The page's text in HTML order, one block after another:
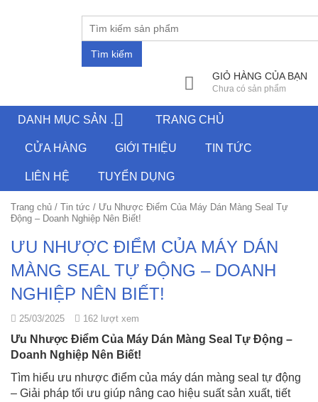
Tìm kiếm
GIỎ HÀNG CỦA BẠN
Chưa có sản phẩm
DANH MỤC SẢN PHẨM TRANG CHỦ
CỬA HÀNG GIỚI THIỆU TIN TỨC
LIÊN HỆ TUYỂN DỤNG
Trang chủ / Tin tức / Ưu Nhược Điểm Của Máy Dán Màng Seal Tự
Động – Doanh Nghiệp Nên Biết!
ƯU NHƯỢC ĐIỂM CỦA MÁY DÁN
MÀNG SEAL TỰ ĐỘNG – DOANH
NGHIỆP NÊN BIẾT!
25/03/2025 162 lượt xem
Ưu Nhược Điểm Của Máy Dán Màng Seal Tự Động –
Doanh Nghiệp Nên Biết!
Tìm hiểu ưu nhược điểm của máy dán màng seal tự động
– Giải pháp tối ưu giúp nâng cao hiệu suất sản xuất, tiết